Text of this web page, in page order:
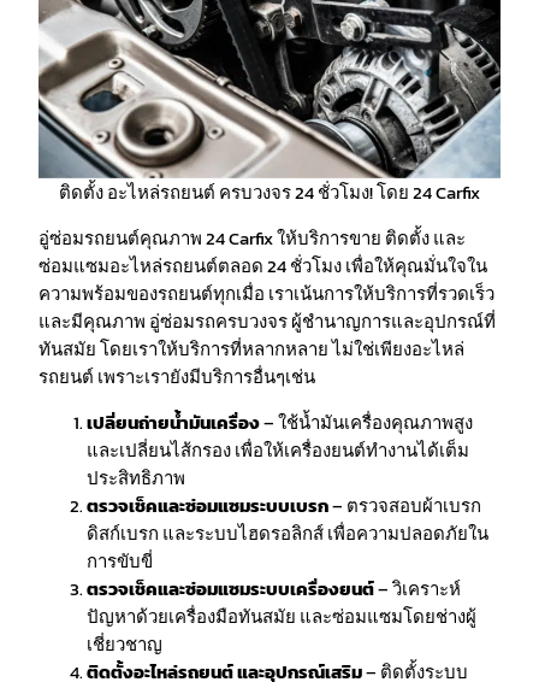
ติดตั้ง อะไหล่รถยนต์ ครบวงจร 24 ชั่วโมง! โดย 24 Carfix
อู่ซ่อมรถยนต์คุณภาพ 24 Carfix ให้บริการขาย ติดตั้ง และ
ซ่อมแซมอะไหล่รถยนต์ตลอด 24 ชั่วโมง เพื่อให้คุณมั่นใจใน
ความพร้อมของรถยนต์ทุกเมื่อ เราเน้นการให้บริการที่รวดเร็ว
และมีคุณภาพ อู่ซ่อมรถครบวงจร ผู้ชำนาญการและอุปกรณ์ที่
ทันสมัย โดยเราให้บริการที่หลากหลาย ไม่ใช่เพียงอะไหล่
รถยนต์ เพราะเรายังมีบริการอื่นๆเช่น
เปลี่ยนถ่ายน้ำมันเครื่อง– ใช้น้ำมันเครื่องคุณภาพสูง
และเปลี่ยนไส้กรอง เพื่อให้เครื่องยนต์ทำงานได้เต็ม
ประสิทธิภาพ
ตรวจเช็คและซ่อมแซมระบบเบรก– ตรวจสอบผ้าเบรก
ดิสก์เบรก และระบบไฮดรอลิกส์ เพื่อความปลอดภัยใน
การขับขี่
ตรวจเช็คและซ่อมแซมระบบเครื่องยนต์– วิเคราะห์
ปัญหาด้วยเครื่องมือทันสมัย และซ่อมแซมโดยช่างผู้
เชี่ยวชาญ
ติดตั้งอะไหล่รถยนต์ และอุปกรณ์เสริม– ติดตั้งระบบ